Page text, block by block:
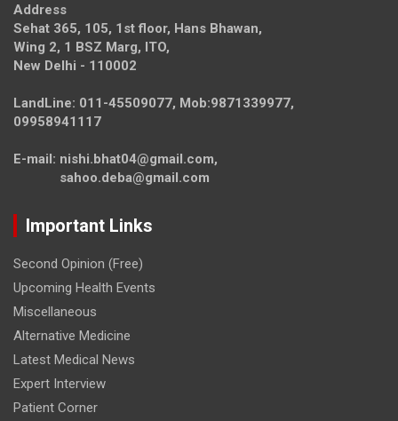
Address
Sehat 365, 105, 1st floor, Hans Bhawan,
Wing 2, 1 BSZ Marg, ITO,
New Delhi - 110002
LandLine: 011-45509077, Mob:9871339977,
09958941117
E-mail: nishi.bhat04@gmail.com,
sahoo.deba@gmail.com
Important Links
Second Opinion (Free)
Upcoming Health Events
Miscellaneous
Alternative Medicine
Latest Medical News
Expert Interview
Patient Corner